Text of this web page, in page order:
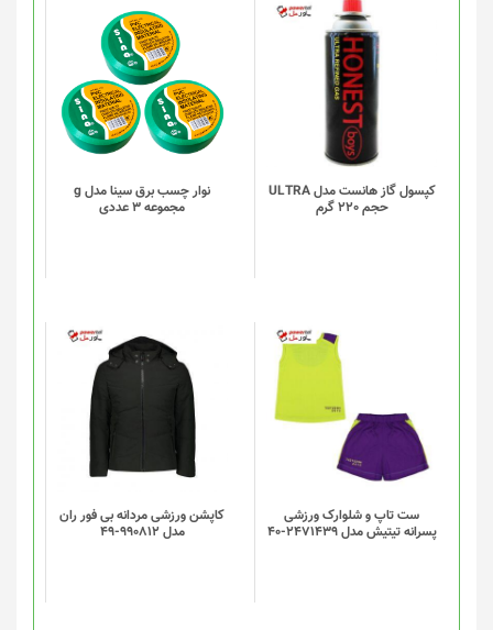
کپسول گاز هانست مدل ULTRA
حجم 220 گرم
نوار چسب برق سینا مدل g
مجموعه 3 عددی
ست تاپ و شلوارک ورزشی
پسرانه تیتیش مدل 2471439-40
کاپشن ورزشی مردانه بی فور ران
مدل 990812-49